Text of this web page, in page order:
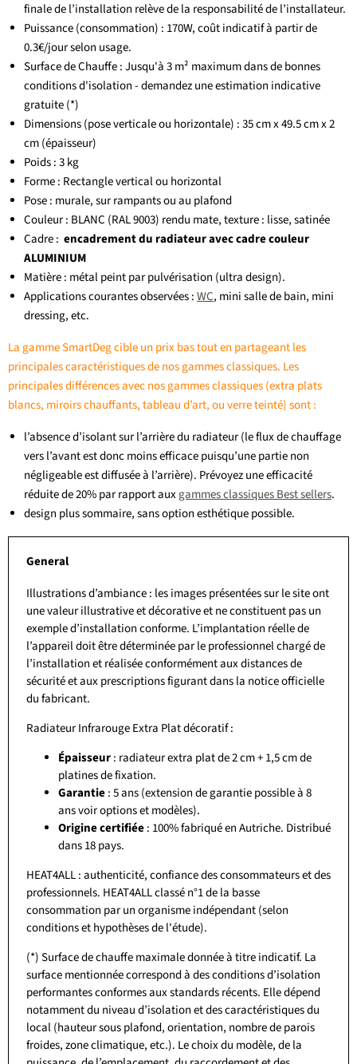
finale de l’installation relève de la responsabilité de l’installateur.
Puissance (consommation) : 170W, coût indicatif à partir de
0.3€/jour selon usage.
Surface de Chauffe : Jusqu'à 3 m² maximum dans de bonnes
conditions d'isolation- demandez une estimation indicative
gratuite (*)
Dimensions (pose verticale ou horizontale) : 35 cm x 49.5 cm x 2
cm (épaisseur)
Poids : 3 kg
Forme : Rectangle vertical ou horizontal
Pose : murale, sur rampants ou au plafond
Couleur : BLANC (RAL 9003) rendu mate, texture : lisse, satinée
Cadre : encadrement du radiateur avec cadre couleur
ALUMINIUM
Matière : métal peint par pulvérisation (ultra design).
Applications courantes observées :WC, mini salle de bain, mini
dressing, etc.
La gamme SmartDeg cible un prix bas tout en partageant les
principales caractéristiques de nos gammes classiques. Les
principales différences avec nos gammes classiques (extra plats
blancs, miroirs chauffants, tableau d’art, ou verre teinté) sont :
l’absence d’isolant sur l’arrière du radiateur (le flux de chauffage
vers l’avant est donc moins efficace puisqu’une partie non
négligeable est diffusée à l’arrière). Prévoyez une efficacité
réduite de 20% par rapport auxgammes classiques Best sellers.
design plus sommaire, sans option esthétique possible.
General
Illustrations d’ambiance : les images présentées sur le site ont
une valeur illustrative et décorative et ne constituent pas un
exemple d’installation conforme. L’implantation réelle de
l’appareil doit être déterminée par le professionnel chargé de
l’installation et réalisée conformément aux distances de
sécurité et aux prescriptions figurant dans la notice officielle
du fabricant.
Radiateur Infrarouge Extra Plat décoratif :
Épaisseur: radiateur extra plat de 2 cm + 1,5 cm de
platines de fixation.
Garantie: 5 ans (extension de garantie possible à 8
ans voir options et modèles).
Origine certifiée: 100% fabriqué en Autriche. Distribué
dans 18 pays.
HEAT4ALL : authenticité, confiance des consommateurs et des
professionnels. HEAT4ALL classé n°1 de la basse
consommation par un organisme indépendant (selon
conditions et hypothèses de l'étude).
(*) Surface de chauffe maximale donnée à titre indicatif. La
surface mentionnée correspond à des conditions d’isolation
performantes conformes aux standards récents. Elle dépend
notamment du niveau d’isolation et des caractéristiques du
local (hauteur sous plafond, orientation, nombre de parois
froides, zone climatique, etc.). Le choix du modèle, de la